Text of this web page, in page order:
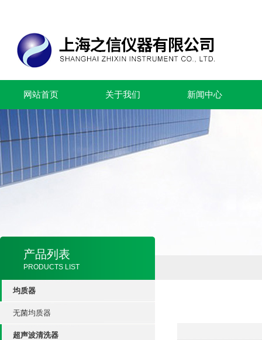
网站首页 关于我们 新闻中心
产品列表
PRODUCTS LIST
均质器
无菌均质器
超声波清洗器